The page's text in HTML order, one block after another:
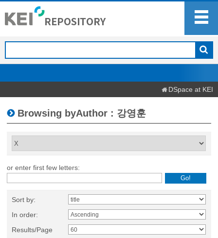
DSpace at KEI
Browsing byAuthor : 강영훈
or enter first few letters:
Sort by:
In order:
Results/Page